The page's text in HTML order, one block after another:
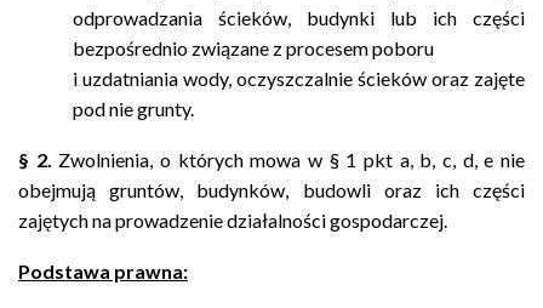
odprowadzania ścieków, budynki lub ich części
bezpośrednio związane z procesem poboru
i uzdatniania wody, oczyszczalnie ścieków oraz zajęte
pod nie grunty.
§ 2. Zwolnienia, o których mowa w § 1 pkt a, b, c, d, e nie
obejmują gruntów, budynków, budowli oraz ich części
zajętych na prowadzenie działalności gospodarczej.
Podstawa prawna: